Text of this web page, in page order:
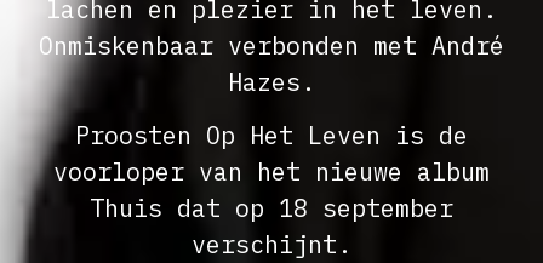
lachen en plezier in het leven.
Onmiskenbaar verbonden met André
Hazes.
Proosten Op Het Leven is de
voorloper van het nieuwe album
Thuis dat op 18 september
verschijnt.